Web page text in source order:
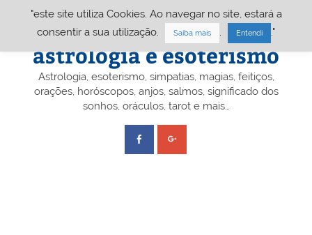
Portal A&E – Portal
astrologia e esoterismo
Astrologia, esoterismo, simpatias, magias, feitiços,
orações, horóscopos, anjos, salmos, significado dos
sonhos, oráculos, tarot e mais…
"este site utiliza Cookies. Ao navegar no site, estará a
consentir a sua utilização.
Saiba mais Entendi ."